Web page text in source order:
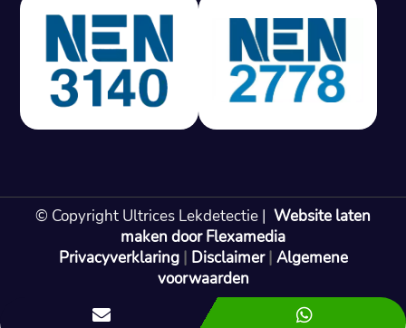
Geen lekkage? Geen betaling.
Vast tarief van € 395,- exc btw.
Rapport binnen 3 werkdagen.
100% RIsicovrij.
Vaak vergoed door verzekeraar.
Gratis offerte in 24 uur
Bel: 085 080 55 42
© Copyright Ultrices Lekdetectie | Website laten
maken door Flexamedia
Privacyverklaring| Disclaimer| Algemene
voorwaarden
 